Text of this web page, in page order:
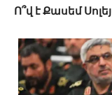
Ո՞վ է Քասեմ